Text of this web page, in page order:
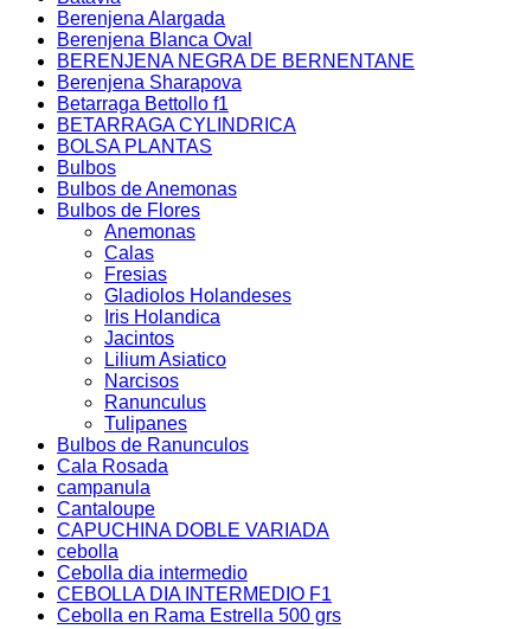
Berenjena Alargada
Berenjena Blanca Oval
BERENJENA NEGRA DE BERNENTANE
Berenjena Sharapova
Betarraga Bettollo f1
BETARRAGA CYLINDRICA
BOLSA PLANTAS
Bulbos
Bulbos de Anemonas
Bulbos de Flores
Anemonas
Calas
Fresias
Gladiolos Holandeses
Iris Holandica
Jacintos
Lilium Asiatico
Narcisos
Ranunculus
Tulipanes
Bulbos de Ranunculos
Cala Rosada
campanula
Cantaloupe
CAPUCHINA DOBLE VARIADA
cebolla
Cebolla dia intermedio
CEBOLLA DIA INTERMEDIO F1
Cebolla en Rama Estrella 500 grs